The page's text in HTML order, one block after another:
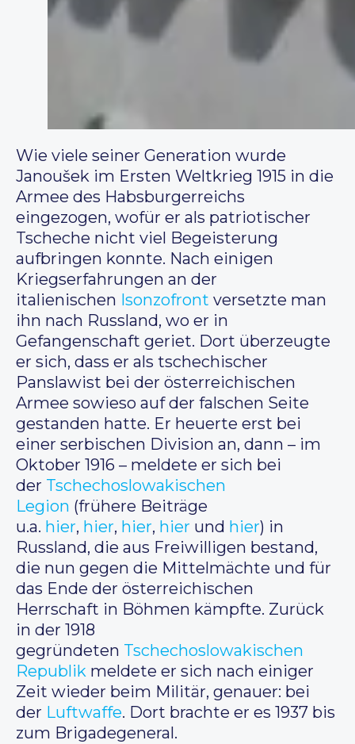
Wie viele seiner Generation wurde
Janoušek im Ersten Weltkrieg 1915 in die
Armee des Habsburgerreichs
eingezogen, wofür er als patriotischer
Tscheche nicht viel Begeisterung
aufbringen konnte. Nach einigen
Kriegserfahrungen an der
italienischen Isonzofront versetzte man
ihn nach Russland, wo er in
Gefangenschaft geriet. Dort überzeugte
er sich, dass er als tschechischer
Panslawist bei der österreichischen
Armee sowieso auf der falschen Seite
gestanden hatte. Er heuerte erst bei
einer serbischen Division an, dann – im
Oktober 1916 – meldete er sich bei
der Tschechoslowakischen
Legion (frühere Beiträge
u.a. hier, hier, hier, hier und hier) in
Russland, die aus Freiwilligen bestand,
die nun gegen die Mittelmächte und für
das Ende der österreichischen
Herrschaft in Böhmen kämpfte. Zurück
in der 1918
gegründeten Tschechoslowakischen
Republik meldete er sich nach einiger
Zeit wieder beim Militär, genauer: bei
der Luftwaffe. Dort brachte er es 1937 bis
zum Brigadegeneral.